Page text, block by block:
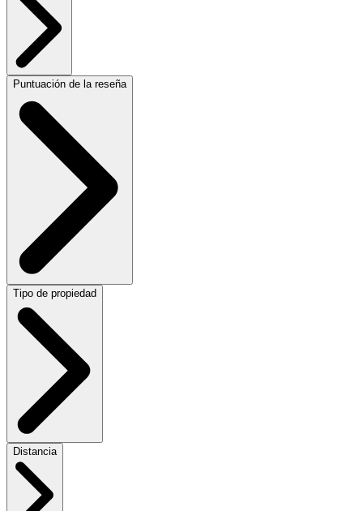
Puntuación de la reseña
Tipo de propiedad
Distancia